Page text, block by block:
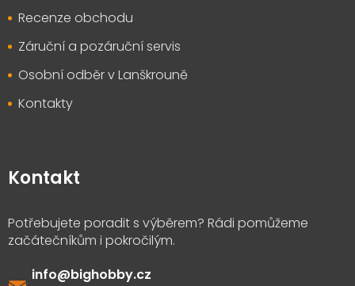
Recenze obchodu
Záruční a pozáruční servis
Osobní odběr v Lanškrouně
Kontakty
Kontakt
info@bighobby.cz